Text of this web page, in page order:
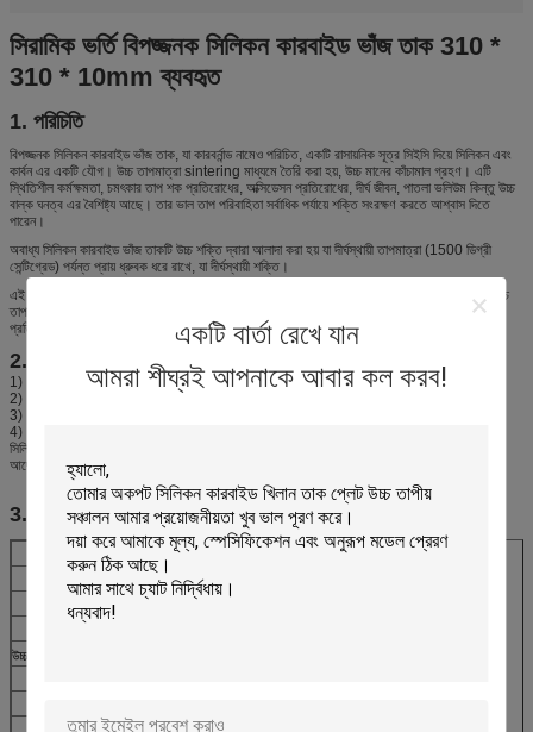
একটি বার্তা রেখে যান
আমরা শীঘ্রই আপনাকে আবার কল করব!
সিরামিক ভর্তি বিপজ্জনক সিলিকন কারবাইড ভাঁজ তাক 310 *
310 * 10mm ব্যবহৃত
1. পরিচিতি
বিপজ্জনক সিলিকন কারবাইড ভাঁজ তাক, যা কারবর্নান্ড নামেও পরিচিত, একটি রাসায়নিক সূত্র সিইসি দিয়ে সিলিকন এবং
কার্বন এর একটি যৌগ। উচ্চ তাপমাত্রা sintering মাধ্যমে তৈরি করা হয়, উচ্চ মানের কাঁচামাল গ্রহণ। এটি
স্থিতিশীল কর্মক্ষমতা, চমৎকার তাপ শক প্রতিরোধের, অক্সিডেসন প্রতিরোধের, দীর্ঘ জীবন, পাতলা ভলিউম কিন্তু উচ্চ
বাল্ক ঘনত্ব এর বৈশিষ্ট্য আছে। তার ভাল তাপ পরিবাহিতা সর্বাধিক পর্যায়ে শক্তি সংরক্ষণ করতে আশ্বাস দিতে
পারেন।
অবাধ্য সিলিকন কারবাইড ভাঁজ তাকটি উচ্চ শক্তি দ্বারা আলাদা করা হয় যা দীর্ঘস্থায়ী তাপমাত্রা (1500 ডিগ্রী
সেন্টিগ্রেড) পর্যন্ত প্রায় ধ্রুবক ধরে রাখে, যা দীর্ঘস্থায়ী শক্তি।
এই উপাদানটি আম্লিক এবং মৌলিক মিডিয়ার একটি অত্যন্ত উচ্চ জারা প্রতিরোধের প্রদর্শন, এবং এটি খুব খুব উচ্চ
তাপমাত্রা পর্যন্ত বজায় রাখা হয়। এই বৈশিষ্ট্য উচ্চ তাপমাত্রা সিরামিক মধ্যে অসামান্য, এবং উচ্চ তাপ শক
প্রতিরোধের দ্বারা সম্পন্ন হয়, উচ্চ তাপ পরিবাহিতা, পরতে উচ্চ প্রতিরোধের, এবং হীরার যে বন্ধুরতা কাছাকাছি।
2. বৈশিষ্ট্য
1)। উচ্চ তাপমাত্রা সহ্য করার ক্ষমতা
2)। জারা প্রতিরোধের
3)। জারণ প্রতিরোধের
4)। প্রতিরোধের পরেন
সিলিকন কারবাইড ভাঁজ তাকটি উচ্চ তাপমাত্রা, উচ্চ তাপ শক সহ্য করার ক্ষমতা এ উচ্চ flexing শক্তি বৈশিষ্ট্য
আছে। উচ্চ জারা প্রতিরোধের এবং উচ্চ তাপ পরিবাহিতা, alkalis বিরুদ্ধে উচ্চ প্রতিরোধের।
3. প্রযুক্তিগত পরামিতি
প্রযুক্তিগত তথ্য
ভলিউম ঘনত্ব (g / cm3)
স্পষ্ট বোঝা (%)
উচ্চ তাপমাত্রা নমন শক্তি (এমপিএ / 1400 ℃)